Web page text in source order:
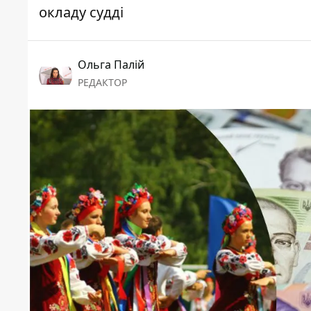
окладу судді
Ольга Палій
РЕДАКТОР